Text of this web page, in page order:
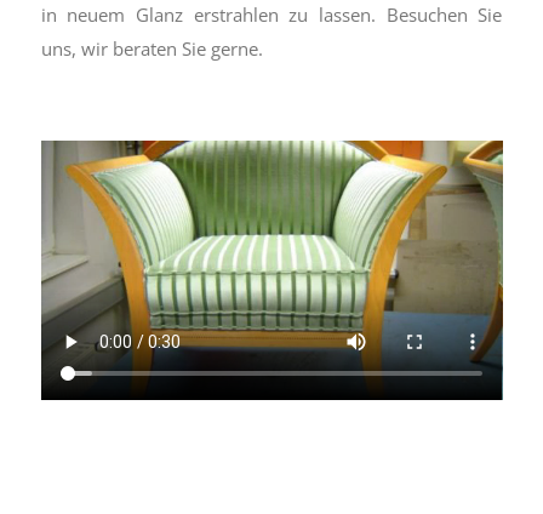
in neuem Glanz erstrahlen zu lassen. Besuchen Sie
uns, wir beraten Sie gerne.